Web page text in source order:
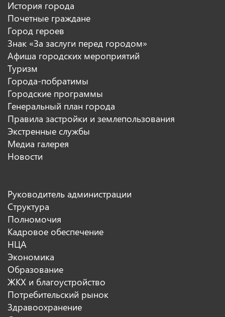
История города
Почетные граждане
Город героев
Знак «За заслуги перед городом»
Афиша городских мероприятий
Туризм
Города-побратимы
Городские программы
Генеральный план города
Правила застройки и землепользования
Экстренные службы
Медиа галерея
Новости
Руководитель администрации
Структура
Полномочия
Кадровое обеспечение
НЦА
Экономика
Образование
ЖКХ и благоустройство
Потребительский рынок
Здравоохранение